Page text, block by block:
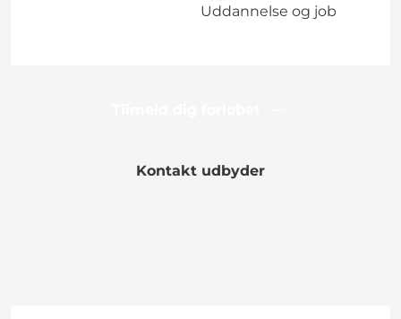
Uddannelse og job
Kontakt udbyder